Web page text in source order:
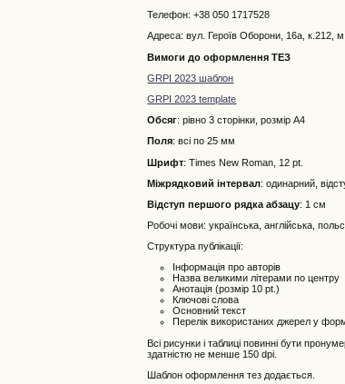
Телефон: +38 050 1717528
Адреса: вул. Героїв Оборони, 16а, к.212,
Вимоги до оформлення ТЕЗ
GRPI 2023 шаблон
GRPI 2023 template
Обсяг: рівно 3 сторінки, розмір А4
Поля: всі по 25 мм
Шрифт: Times New Roman, 12 pt.
Міжрядковий інтервал: одинарний,
Відступ першого рядка абзацу: 1 см
Робочі мови: українська, англійська,
Структура публікації:
Інформація про авторів
Назва великими літерами по центру
Анотація (розмір 10 pt.)
Ключові слова
Основний текст
Перелік використаних джерел у
Всі рисунки і таблиці повинні бути
здатністю не менше 150 dpi.
Шаблон оформлення тез додається.